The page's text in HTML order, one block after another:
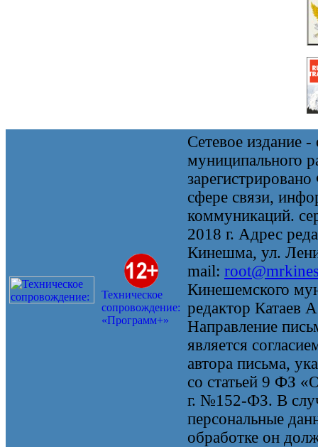
Техническое
сопровождение:
«Программ+»
Сетевое издание
муниципального
сфере связи,
коммуникаций.
2018 г. Адрес
Кинешма, ул.
mail:
Кинешемского
редактор Катаев
Направление
является
автора письма,
со статьей 9 ФЗ
г. №152-ФЗ. В
персональные
обработке он